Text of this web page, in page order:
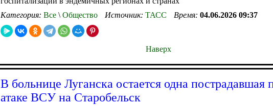
Категория: Все \ Общество Источник: ТАСС Время: 04.06.2026 09:37
Наверх
В больнице Луганска остается одна пострадавшая
атаке ВСУ на Старобельск